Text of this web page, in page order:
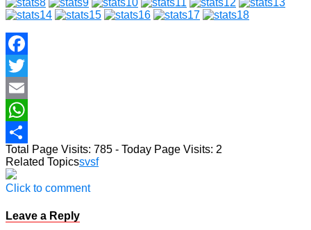
Facebook
Twitter
Email
WhatsApp
Teilen
Total Page Visits: 785 - Today Page Visits: 2
Related Topicssvsf
Click to comment
Leave a Reply